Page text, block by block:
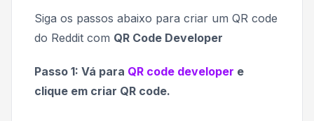
Siga os passos abaixo para criar um QR code
do Reddit com QR Code Developer
Passo 1: Vá para QR code developer e
clique em criar QR code.